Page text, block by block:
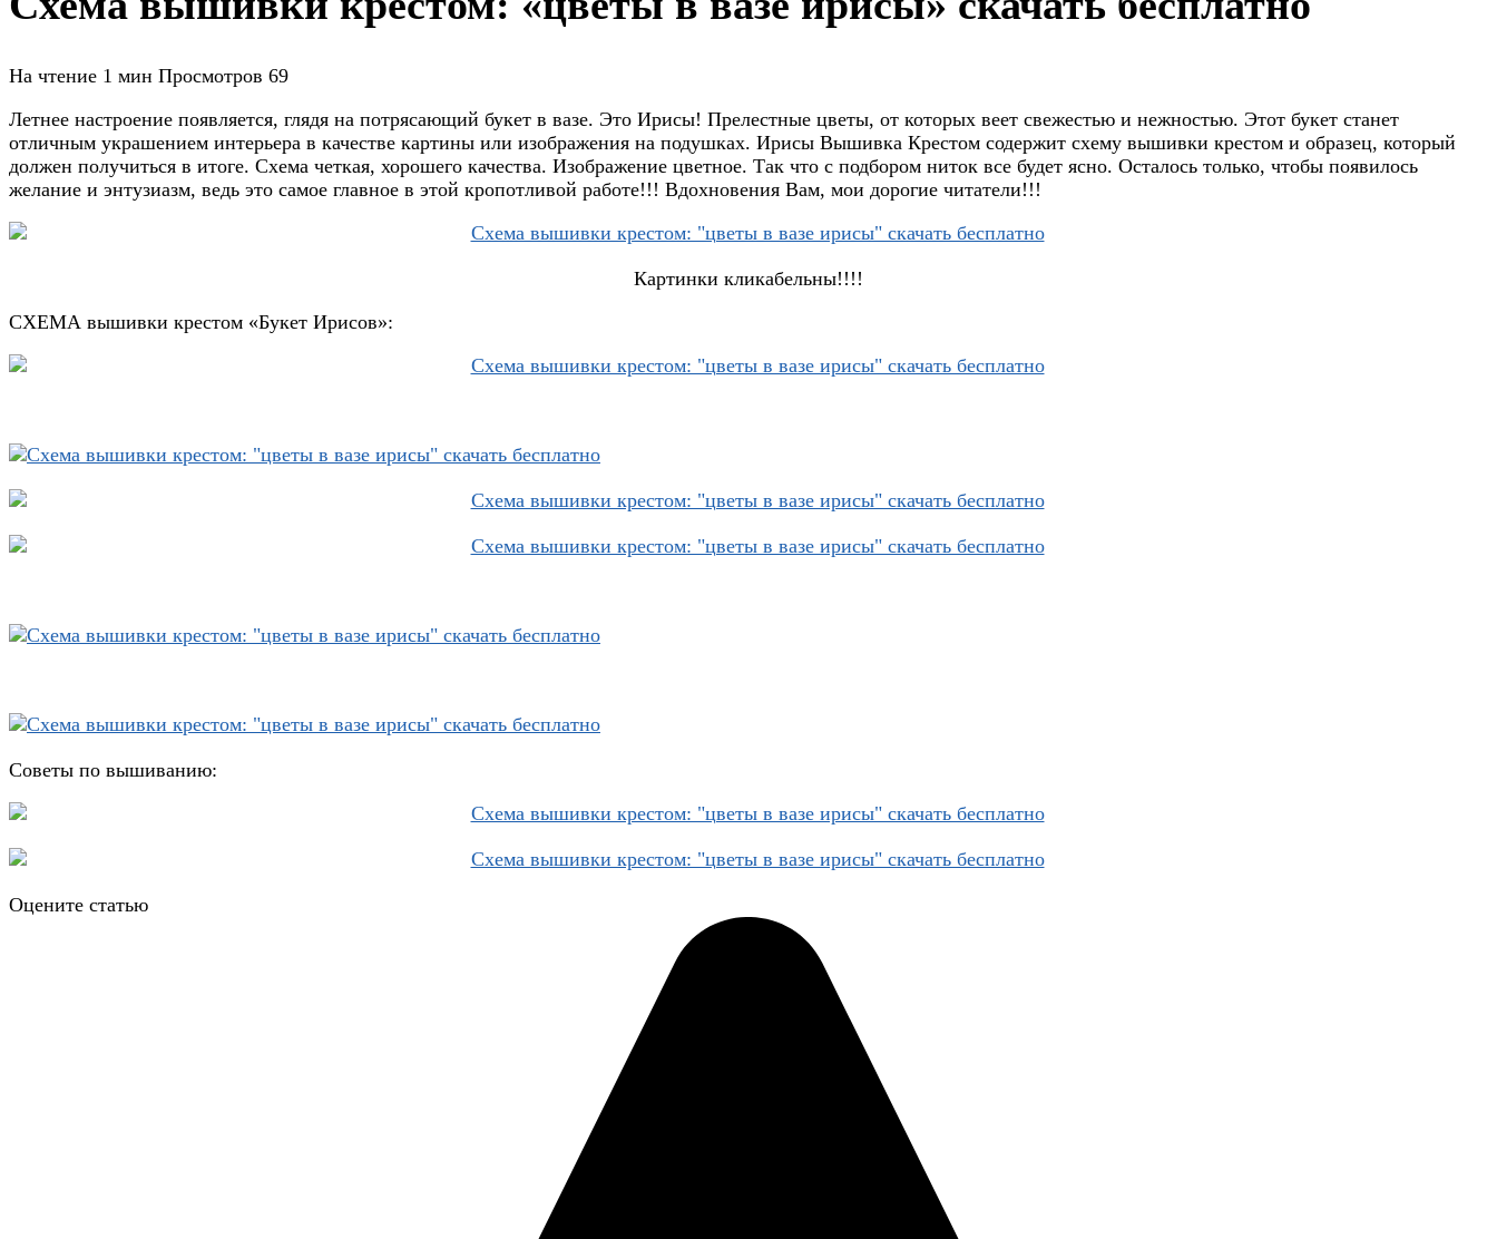
На чтение 1 мин Просмотров 69
Летнее настроение появляется, глядя на потрясающий букет в вазе. Это Ирисы! Прелестные цветы, от которых веет свежестью и нежностью. Этот букет станет
отличным украшением интерьера в качестве картины или изображения на подушках. Ирисы Вышивка Крестом содержит схему вышивки крестом и образец, который
должен получиться в итоге. Схема четкая, хорошего качества. Изображение цветное. Так что с подбором ниток все будет ясно. Осталось только, чтобы появилось
желание и энтузиазм, ведь это самое главное в этой кропотливой работе!!! Вдохновения Вам, мои дорогие читатели!!!
Картинки кликабельны!!!!
СХЕМА вышивки крестом «Букет Ирисов»:
Советы по вышиванию:
Оцените статью